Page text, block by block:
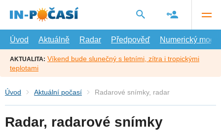
hlavní
Úvod
Aktuálně Radar Předpověď Numerický model
AKTUALITA: Víkend bude slunečný s letními, zítra i tropickými
teplotami
Úvod Aktuální počasí Radarové snímky, radar
Radar, radarové snímky